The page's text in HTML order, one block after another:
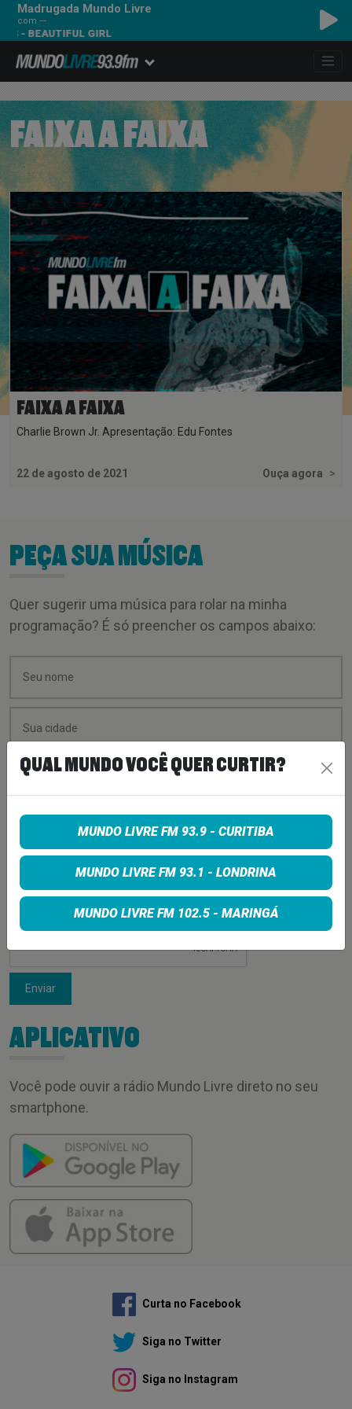
Madrugada Mundo Livre
com ---
- BEAUTIFUL GIRL
FAIXA A FAIXA
FAIXA A FAIXA
Charlie Brown Jr. Apresentação: Edu Fontes
22 de agosto de 2021 Ouça agora >
PEÇA SUA MÚSICA
Quer sugerir uma música para rolar na minha
programação? É só preencher os campos abaixo:
Enviar
APLICATIVO
Você pode ouvir a rádio Mundo Livre direto no seu
smartphone.
Curta no Facebook
Siga no Twitter
Siga no Instagram
QUAL MUNDO VOCÊ QUER CURTIR?
MUNDO LIVRE FM 93.9 - CURITIBA
MUNDO LIVRE FM 93.1 - LONDRINA
MUNDO LIVRE FM 102.5 - MARINGÁ